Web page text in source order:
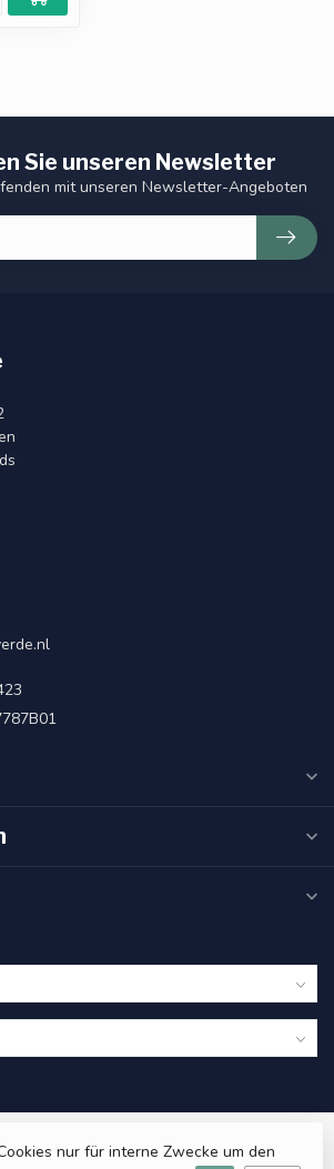
Sie unseren Newsletter
mit unseren Newsletter-Angeboten
nur für interne Zwecke um den